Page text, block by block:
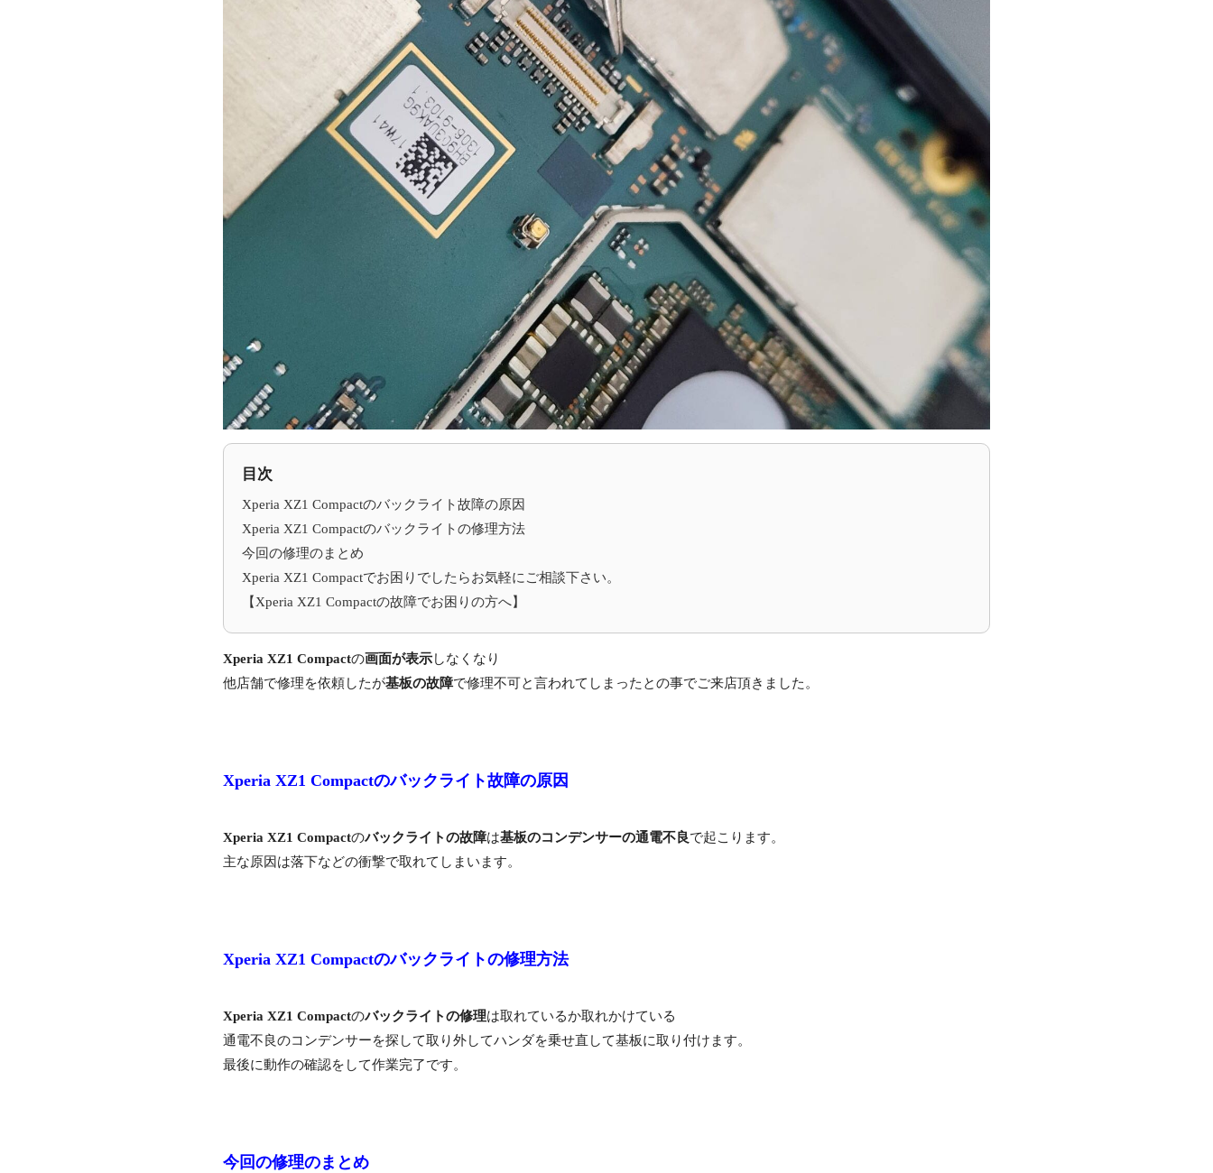
目次
Xperia XZ1 Compactのバックライト故障の原因
Xperia XZ1 Compactのバックライトの修理方法
今回の修理のまとめ
Xperia XZ1 Compactでお困りでしたらお気軽にご相談下さい。
【Xperia XZ1 Compactの故障でお困りの方へ】
Xperia XZ1 Compactの画面が表示しなくなり
他店舗で修理を依頼したが基板の故障で修理不可と言われてしまったとの事でご来店頂きました。
Xperia XZ1 Compactのバックライト故障の原因
Xperia XZ1 Compactのバックライトの故障は基板のコンデンサーの通電不良で起こります。
主な原因は落下などの衝撃で取れてしまいます。
Xperia XZ1 Compactのバックライトの修理方法
Xperia XZ1 Compactのバックライトの修理は取れているか取れかけている
通電不良のコンデンサーを探して取り外してハンダを乗せ直して基板に取り付けます。
最後に動作の確認をして作業完了です。
今回の修理のまとめ